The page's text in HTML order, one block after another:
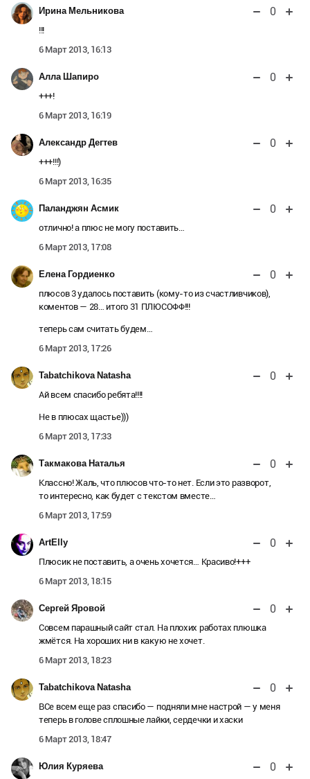
Ирина Мельникова 0
!!!
6 Март 2013, 16:13
Алла Шапиро 0
+++!
6 Март 2013, 16:19
Александр Дегтев 0
+++!!!)
6 Март 2013, 16:35
Паланджян Асмик 0
отлично! а плюс не могу поставить…
6 Март 2013, 17:08
Елена Гордиенко 0
плюсов 3 удалось поставить (кому-то из счастливчиков),
коментов — 28… итого 31 ПЛЮСОФФ!!!
теперь сам считать будем…
6 Март 2013, 17:26
Tabatchikova Natasha 0
Ай всем спасибо ребята!!!!
Не в плюсах щастье)))
6 Март 2013, 17:33
Такмакова Наталья 0
Классно! Жаль, что плюсов что-то нет. Если это разворот,
то интересно, как будет с текстом вместе…
6 Март 2013, 17:59
ArtElly 0
Плюсик не поставить, а очень хочется… Красиво!+++
6 Март 2013, 18:15
Сергей Яровой 0
Совсем парашный сайт стал. На плохих работах плюшка
жмётся. На хороших ни в какую не хочет.
6 Март 2013, 18:23
Tabatchikova Natasha 0
ВСе всем еще раз спасибо — подняли мне настрой — у меня
теперь в голове сплошные лайки, сердечки и хаски
6 Март 2013, 18:47
Юлия Куряева 0